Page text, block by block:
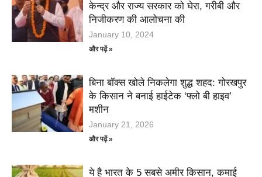
केन्द्र और राज्य सरकार को घेरा, गरीबी और
निजीकरण की आलोचना की
January 10, 2024
और पढ़ें »
बिना बॉक्स खोले निकलेगा शुद्ध शहद: गोरखपुर
के किसान ने बनाई हाईटेक ‘फ्लो बी हाइव’
मशीन
January 21, 2026
और पढ़ें »
ये है भारत के 5 सबसे अमीर किसान, कमाई